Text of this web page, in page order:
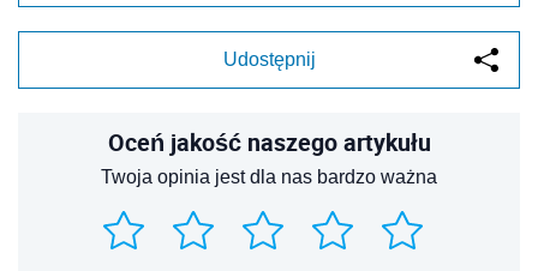
Udostępnij
Oceń jakość naszego artykułu
Twoja opinia jest dla nas bardzo ważna